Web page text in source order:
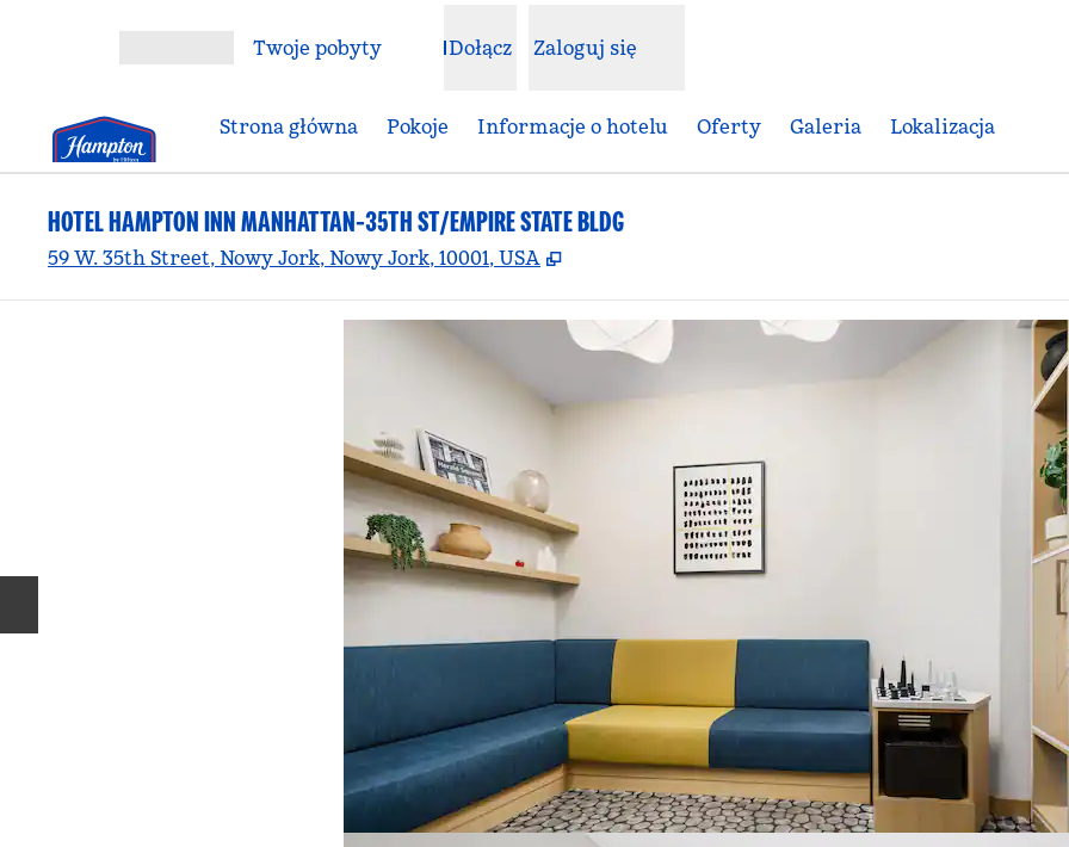
Twoje pobyty Dołącz Zaloguj się
Strona główna Pokoje Informacje o hotelu Oferty Galeria Lokalizacja
HOTEL HAMPTON INN MANHATTAN-35TH ST/EMPIRE STATE BLDG
59 W. 35th Street, Nowy Jork, Nowy Jork, 10001, USA ,